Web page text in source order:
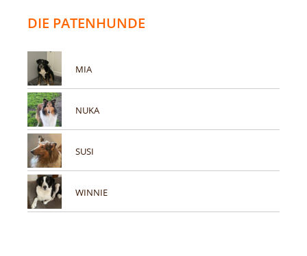
DIE PATENHUNDE
MIA
NUKA
SUSI
WINNIE